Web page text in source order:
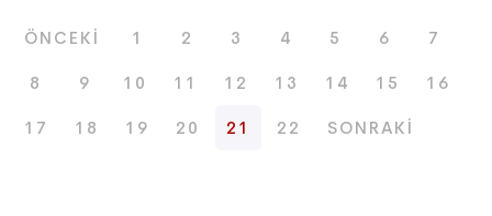
ÖNCEKI 1 2 3 4 5 6 7
8 9 10 11 12 13 14 15 16
17 18 19 20 21 22 SONRAKI